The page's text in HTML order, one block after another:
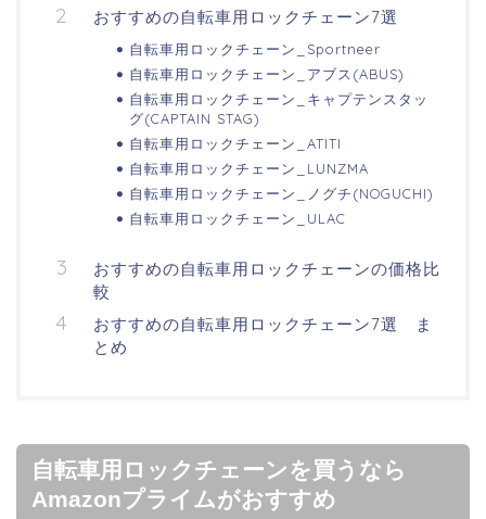
おすすめの自転車用ロックチェーン7選
自転車用ロックチェーン_Sportneer
自転車用ロックチェーン_アブス(ABUS)
自転車用ロックチェーン_キャプテンスタッ
グ(CAPTAIN STAG)
自転車用ロックチェーン_ATITI
自転車用ロックチェーン_LUNZMA
自転車用ロックチェーン_ノグチ(NOGUCHI)
自転車用ロックチェーン_ULAC
おすすめの自転車用ロックチェーンの価格比
較
おすすめの自転車用ロックチェーン7選 ま
とめ
自転車用ロックチェーンを買うなら
Amazonプライムがおすすめ